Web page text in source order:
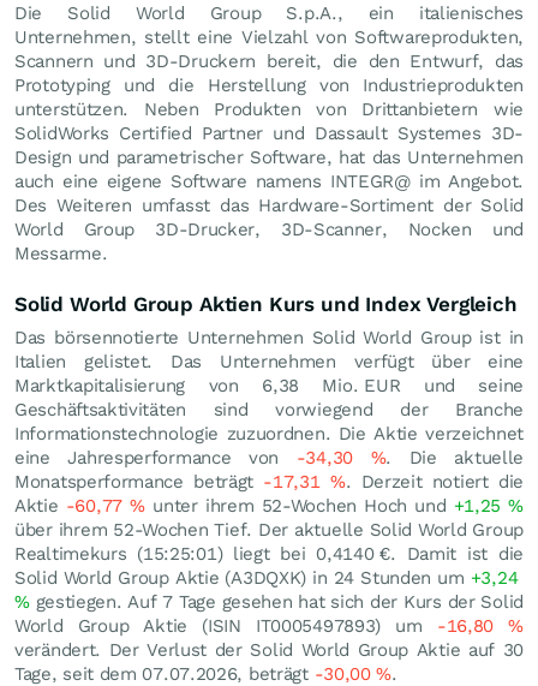
Die Solid World Group S.p.A., ein italienisches
Unternehmen, stellt eine Vielzahl von Softwareprodukten,
Scannern und 3D-Druckern bereit, die den Entwurf, das
Prototyping und die Herstellung von Industrieprodukten
unterstützen. Neben Produkten von Drittanbietern wie
SolidWorks Certified Partner und Dassault Systemes 3D-
Design und parametrischer Software, hat das Unternehmen
auch eine eigene Software namens INTEGR@ im Angebot.
Des Weiteren umfasst das Hardware-Sortiment der Solid
World Group 3D-Drucker, 3D-Scanner, Nocken und
Messarme.
Solid World Group Aktien Kurs und Index Vergleich
Das börsennotierte Unternehmen Solid World Group ist in
Italien gelistet. Das Unternehmen verfügt über eine
Marktkapitalisierung von 6,38 Mio. EUR und seine
Geschäftsaktivitäten sind vorwiegend der Branche
Informationstechnologie zuzuordnen. Die Aktie verzeichnet
eine Jahresperformance von -34,30 %. Die aktuelle
Monatsperformance beträgt -17,31 %. Derzeit notiert die
Aktie -60,77%unter ihrem 52-Wochen Hoch und +1,25%
über ihrem 52-Wochen Tief. Der aktuelle Solid World Group
Realtimekurs (15:25:01) liegt bei 0,4140 €. Damit ist die
Solid World Group Aktie (A3DQXK) in 24 Stunden um +3,24
%gestiegen. Auf 7 Tage gesehen hat sich der Kurs der Solid
World Group Aktie (ISIN IT0005497893) um -16,80%
verändert. Der Verlust der Solid World Group Aktie auf 30
Tage, seit dem 07.07.2026, beträgt -30,00%.